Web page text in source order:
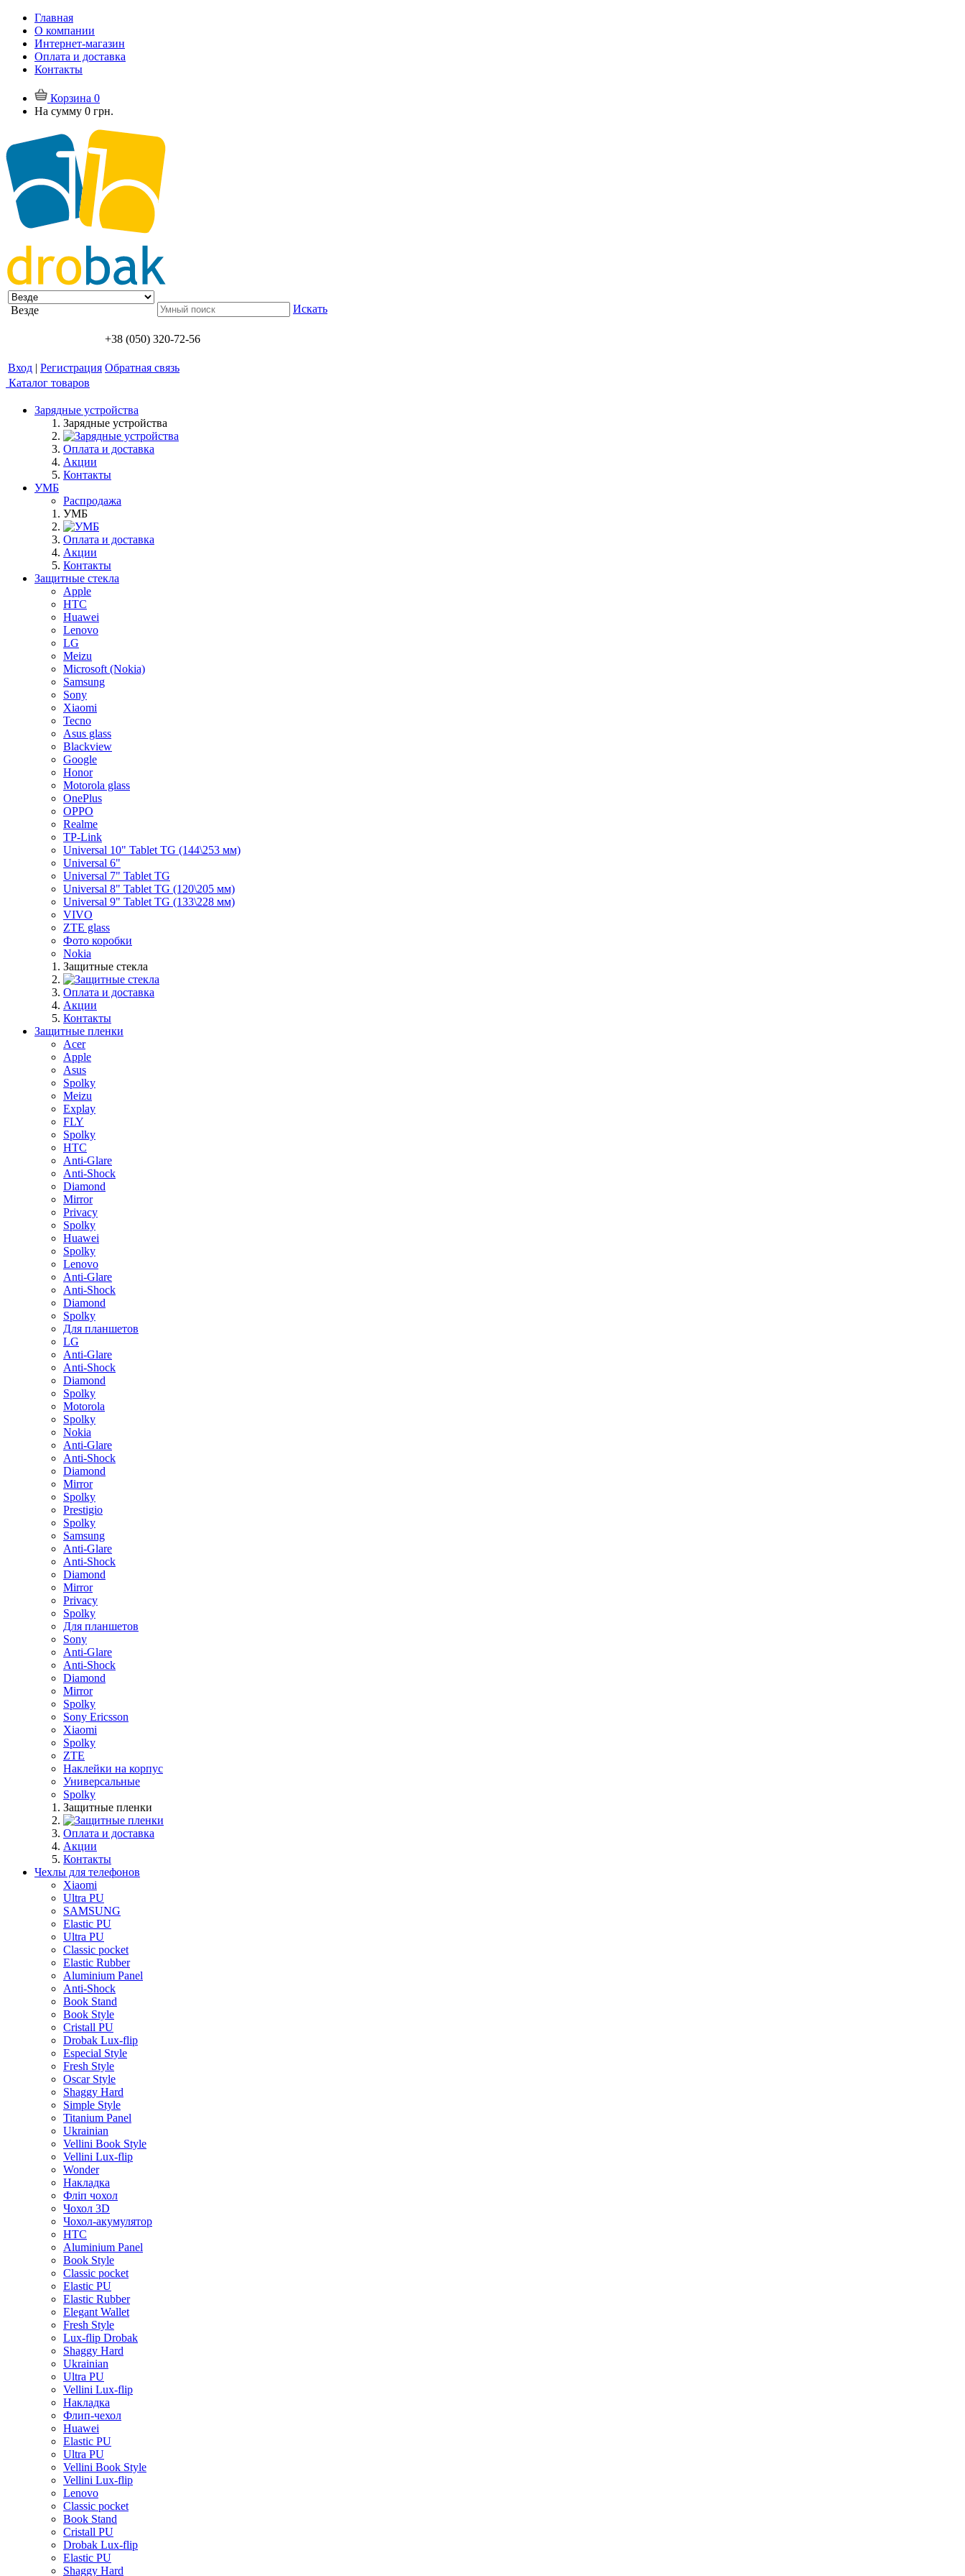
Главная
О компании
Интернет-магазин
Оплата и доставка
Контакты
Корзина 0
На сумму 0 грн.
Везде Искать
+38 (050) 320-72-56
Вход | Регистрация Обратная связь
Каталог товаров
Зарядные устройства
Зарядные устройства
Оплата и доставка
Акции
Контакты
УМБ
Распродажа
УМБ
Оплата и доставка
Акции
Контакты
Защитные стекла
Apple
HTC
Huawei
Lenovo
LG
Meizu
Microsoft (Nokia)
Samsung
Sony
Xiaomi
Tecno
Asus glass
Blackview
Google
Honor
Motorola glass
OnePlus
OPPO
Realme
TP-Link
Universal 10" Tablet TG (144\253 мм)
Universal 6"
Universal 7" Tablet TG
Universal 8" Tablet TG (120\205 мм)
Universal 9" Tablet TG (133\228 мм)
VIVO
ZTE glass
Фото коробки
Nokia
Защитные стекла
Оплата и доставка
Акции
Контакты
Защитные пленки
Acer
Apple
Asus
Spolky
Meizu
Explay
FLY
Spolky
HTC
Anti-Glare
Anti-Shock
Diamond
Mirror
Privacy
Spolky
Huawei
Spolky
Lenovo
Anti-Glare
Anti-Shock
Diamond
Spolky
Для планшетов
LG
Anti-Glare
Anti-Shock
Diamond
Spolky
Motorola
Spolky
Nokia
Anti-Glare
Anti-Shock
Diamond
Mirror
Spolky
Prestigio
Spolky
Samsung
Anti-Glare
Anti-Shock
Diamond
Mirror
Privacy
Spolky
Для планшетов
Sony
Anti-Glare
Anti-Shock
Diamond
Mirror
Spolky
Sony Ericsson
Xiaomi
Spolky
ZTE
Наклейки на корпус
Универсальные
Spolky
Защитные пленки
Оплата и доставка
Акции
Контакты
Чехлы для телефонов
Xiaomi
Ultra PU
SAMSUNG
Elastic PU
Ultra PU
Classic pocket
Elastic Rubber
Aluminium Panel
Anti-Shock
Book Stand
Book Style
Cristall PU
Drobak Lux-flip
Especial Style
Fresh Style
Oscar Style
Shaggy Hard
Simple Style
Titanium Panel
Ukrainian
Vellini Book Style
Vellini Lux-flip
Wonder
Накладка
Фліп чохол
Чохол 3D
Чохол-акумулятор
HTC
Aluminium Panel
Book Style
Classic pocket
Elastic PU
Elastic Rubber
Elegant Wallet
Fresh Style
Lux-flip Drobak
Shaggy Hard
Ukrainian
Ultra PU
Vellini Lux-flip
Накладка
Флип-чехол
Huawei
Elastic PU
Ultra PU
Vellini Book Style
Vellini Lux-flip
Lenovo
Classic pocket
Book Stand
Cristall PU
Drobak Lux-flip
Elastic PU
Shaggy Hard